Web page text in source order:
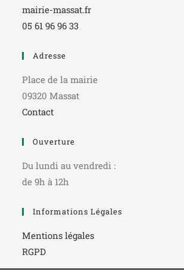
mairie-massat.fr
05 61 96 96 33
Adresse
Place de la mairie
09320 Massat
Contact
Ouverture
Du lundi au vendredi :
de 9h à 12h
Informations Légales
Mentions légales
RGPD